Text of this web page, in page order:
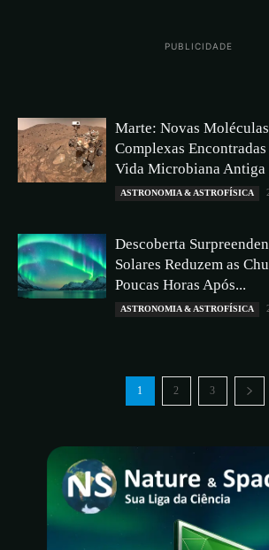
PUBLICIDADE
Marte: Novas
Complexas Encontradas
Vida Microbiana Antiga
ASTRONOMIA & ASTROFÍSICA
Descoberta
Solares Reduzem as
Poucas Horas Após...
ASTRONOMIA & ASTROFÍSICA
1 2 3